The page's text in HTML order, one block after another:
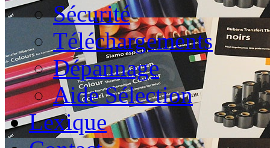
Sécurité
Téléchargements
Dépannage
Aide Sélection
Lexique